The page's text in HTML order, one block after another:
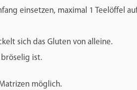
einsetzen, maximal 1 Teelöffel
sich das Gluten von alleine.
ist.
möglich.